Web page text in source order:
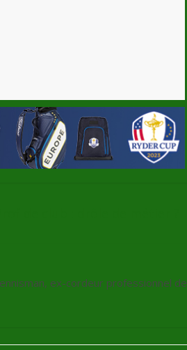
ex-cordeur professionnel de